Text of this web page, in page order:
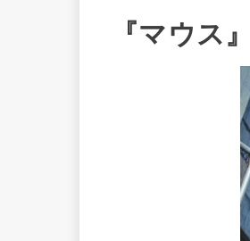
『マウス